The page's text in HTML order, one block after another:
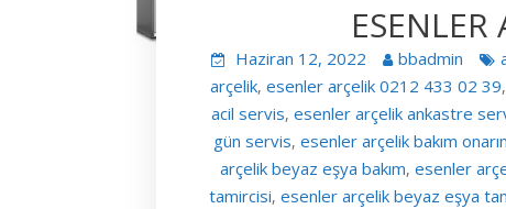
ESENLER
Haziran 12, 2022 bbadmin
arçelik,esenler arçelik 0212 433 02 39
acil servis,esenler arçelik ankastre
gün servis,esenler arçelik bakım
arçelik beyaz eşya bakım,esenler
tamircisi, esenler arçelik beyaz eşya